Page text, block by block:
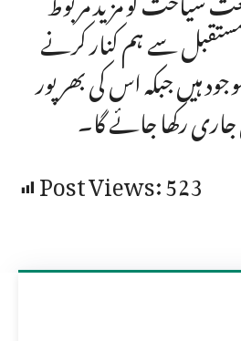
سے ہم کنار کرنے
ہیں جبکہ اس کی بھرپور
رکھا جائے گا۔
Post Views:523